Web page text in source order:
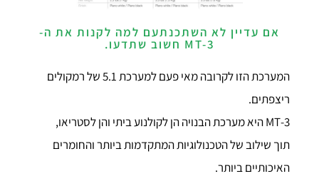
אם עדיין לא השתכנתעם למה לקנות את ה-
MT-3 חשוב שתדעו.
המערכת הזו לקרובה מאי פעם למערכת 5.1 של רמקולים
ריצפתים.
MT-3
היא מערכת הבנויה הן לקולנוע ביתי והן לסטריאו,
תוך שילוב של הטכנולוגיות המתקדמות ביותר והחומרים
האיכותיים ביותר.